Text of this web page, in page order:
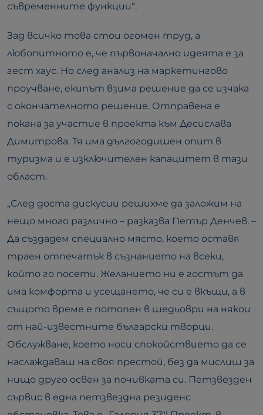
съвременните функции“.
Зад всичко това стои огомен труд, а
любопитното е, че първоначално идеята е за
гест хаус. Но след анализ на маркетингово
проучване, екипът взима решение да се изчака
с окончателното решение. Отправена е
покана за участие в проекта към Десислава
Димитрова. Тя има дългогодишен опит в
туризма и е изключителен капацитет в тази
област.
„След доста дискусии решихме да заложим на
нещо много различно – разказва Петър Денчев. –
Да създадем специално място, което оставя
траен отпечатък в съзнанието на всеки,
който го посети. Желанието ни е гостът да
има комфорта и усещането, че си е вкъщи, а в
същото време е потопен в шедьоври на някои
от най-известните български творци.
Обслужване, което носи спокойствието да се
наслаждаваш на своя престой, без да мислиш за
нищо друго освен за почивката си. Петзвезден
сървис в една петзвездна резиденс